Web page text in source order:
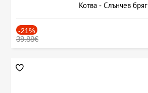
Котва - Слънчев бряг
-21%
39.88€